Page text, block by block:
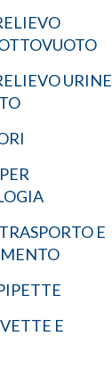
URINE
E
E